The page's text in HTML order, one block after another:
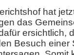
hat
das
ersichtlich,
Besuch einer